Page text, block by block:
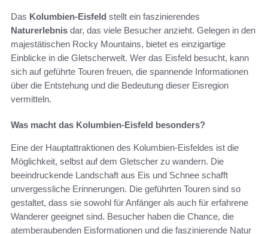
Das Kolumbien-Eisfeld stellt ein faszinierendes
Naturerlebnis dar, das viele Besucher anzieht. Gelegen in den
majestätischen Rocky Mountains, bietet es einzigartige
Einblicke in die Gletscherwelt. Wer das Eisfeld besucht, kann
sich auf geführte Touren freuen, die spannende Informationen
über die Entstehung und die Bedeutung dieser Eisregion
vermitteln.
Was macht das Kolumbien-Eisfeld besonders?
Eine der Hauptattraktionen des Kolumbien-Eisfeldes ist die
Möglichkeit, selbst auf dem Gletscher zu wandern. Die
beeindruckende Landschaft aus Eis und Schnee schafft
unvergessliche Erinnerungen. Die geführten Touren sind so
gestaltet, dass sie sowohl für Anfänger als auch für erfahrene
Wanderer geeignet sind. Besucher haben die Chance, die
atemberaubenden Eisformationen und die faszinierende Natur